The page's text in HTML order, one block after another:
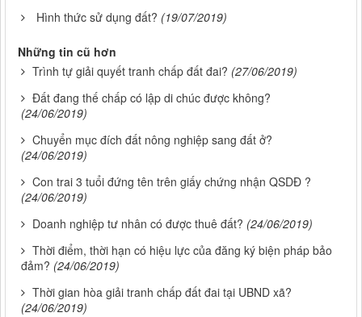
Hình thức sử dụng đất? (19/07/2019)
Những tin cũ hơn
Trình tự giải quyết tranh chấp đất đai? (27/06/2019)
Đất đang thế chấp có lập di chúc được không?
(24/06/2019)
Chuyển mục đích đất nông nghiệp sang đất ở?
(24/06/2019)
Con trai 3 tuổi đứng tên trên giấy chứng nhận QSDĐ ?
(24/06/2019)
Doanh nghiệp tư nhân có được thuê đất? (24/06/2019)
Thời điểm, thời hạn có hiệu lực của đăng ký biện pháp bảo
đảm? (24/06/2019)
Thời gian hòa giải tranh chấp đất đai tại UBND xã?
(24/06/2019)